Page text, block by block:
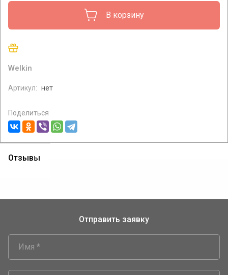
В корзину
Welkin
Артикул: нет
Поделиться
Отзывы
Отправить заявку